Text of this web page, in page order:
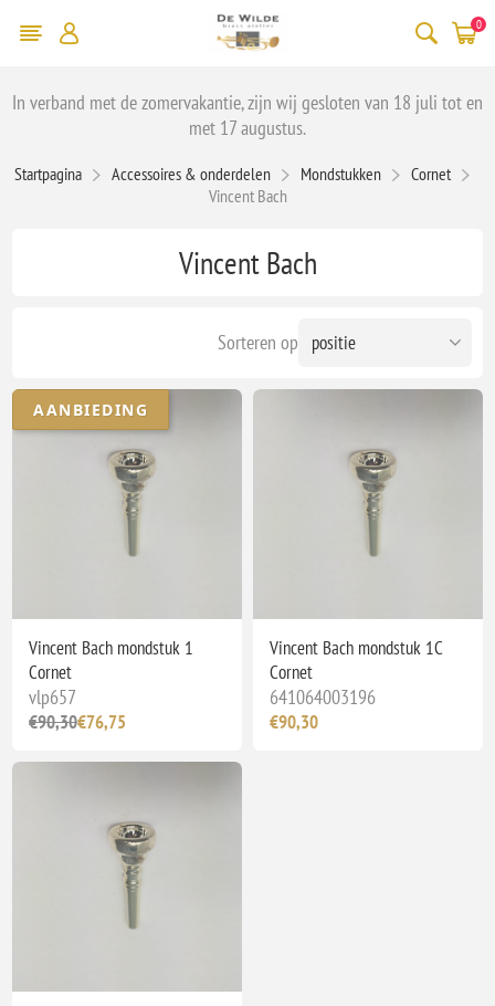
0
In verband met de zomervakantie, zijn wij gesloten van 18 juli tot en
met 17 augustus.
Startpagina Accessoires & onderdelen Mondstukken
Cornet
Vincent Bach
Vincent Bach
Sorteren op
AANBIEDING
Vincent Bach mondstuk 1
Cornet
vlp657
€90,30€76,75
Vincent Bach mondstuk 1C
Cornet
641064003196
€90,30